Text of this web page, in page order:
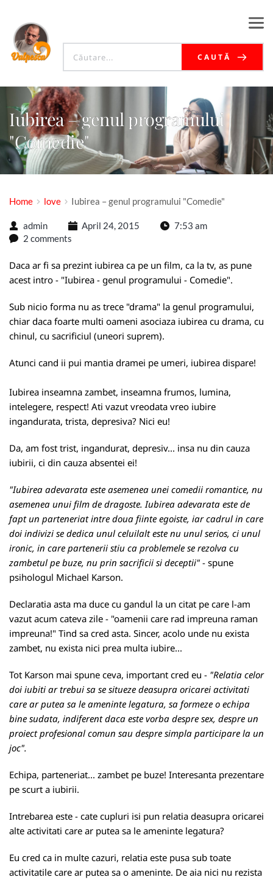
CAUTĂ
Iubirea – genul programului
"Comedie"
Home love Iubirea – genul programului "Comedie"
admin April 24, 2015
7:53 am
2 comments
Daca ar fi sa prezint iubirea ca pe un film, ca la tv, as pune
acest intro - "Iubirea - genul programului - Comedie".
Sub nicio forma nu as trece "drama" la genul programului,
chiar daca foarte multi oameni asociaza iubirea cu drama, cu
chinul, cu sacrificiul (uneori suprem).
Atunci cand ii pui mantia dramei pe umeri, iubirea dispare!
Iubirea inseamna zambet, inseamna frumos, lumina,
intelegere, respect! Ati vazut vreodata vreo iubire
ingandurata, trista, depresiva? Nici eu!
Da, am fost trist, ingandurat, depresiv... insa nu din cauza
iubirii, ci din cauza absentei ei!
"Iubirea adevarata este asemenea unei comedii romantice, nu
asemenea unui film de dragoste. Iubirea adevarata este de
fapt un parteneriat intre doua fiinte egoiste, iar cadrul in care
doi indivizi se dedica unul celuilalt este nu unul serios, ci unul
ironic, in care partenerii stiu ca problemele se rezolva cu
zambetul pe buze, nu prin sacrificii si deceptii" - spune
psihologul Michael Karson.
Declaratia asta ma duce cu gandul la un citat pe care l-am
vazut acum cateva zile - "oamenii care rad impreuna raman
impreuna!" Tind sa cred asta. Sincer, acolo unde nu exista
zambet, nu exista nici prea multa iubire...
Tot Karson mai spune ceva, important cred eu - "Relatia celor
doi iubiti ar trebui sa se situeze deasupra oricarei activitati
care ar putea sa le ameninte legatura, sa formeze o echipa
bine sudata, indiferent daca este vorba despre sex, despre un
proiect profesional comun sau despre simpla participare la un
joc".
Echipa, parteneriat... zambet pe buze! Interesanta prezentare
pe scurt a iubirii.
Intrebarea este - cate cupluri isi pun relatia deasupra oricarei
alte activitati care ar putea sa le ameninte legatura?
Eu cred ca in multe cazuri, relatia este pusa sub toate
activitatile care ar putea sa o ameninte. De aia nici nu rezista